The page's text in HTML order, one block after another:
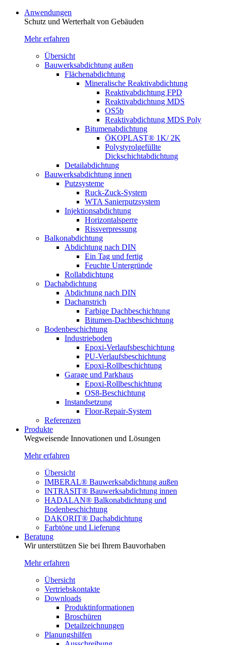
Anwendungen
Schutz und Werterhalt von Gebäude­n
Mehr erfahren
Übersicht
Bauwerksabdichtung außen
Flächenabdichtung
Mineralische Reaktivabdichtung
Reaktivabdichtung FPD
Reaktivabdichtung MDS
OS5b
Reaktivabdichtung MDS Poly
Bitumenabdichtung
ÖKOPLAST® 1K/ 2K
Polystyrolgefüllte
Dickschichtabdichtung
Detailabdichtung
Bauwerksabdichtung innen
Putzsysteme
Ruck-Zuck-System
WTA Sanierputzsystem
Injektionsabdichtung
Horizontalsperre
Rissverpressung
Balkonabdichtung
Abdichtung nach DIN
Ein Tag und fertig
Feuchte Untergründe
Rollabdichtung
Dachabdichtung
Abdichtung nach DIN
Dachanstrich
Farbige Dachbeschichtung
Bitumen-Dachbeschichtung
Bodenbeschichtung
Industrieboden
Epoxi-Verlaufsbeschichtung
PU-Verlaufsbeschichtung
Epoxi-Rollbeschichtung
Garage und Parkhaus
Epoxi-Rollbeschichtung
OS8-Beschichtung
Instandsetzung
Floor-Repair-System
Referenzen
Produkte
Wegweisende Innovationen und Lösungen
Mehr erfahren
Übersicht
IMBERAL® Bauwerksabdichtung außen
INTRASIT® Bauwerksabdichtung innen
HADALAN® Balkonabdichtung und
Bodenbeschichtung
DAKORIT® Dachabdichtung
Farbtöne und Lieferung
Beratung
Wir unterstützen Sie bei Ihrem Bauvorhaben
Mehr erfahren
Übersicht
Vertriebskontakte
Downloads
Produktinformationen
Broschüren
Detailzeichnungen
Planungshilfen